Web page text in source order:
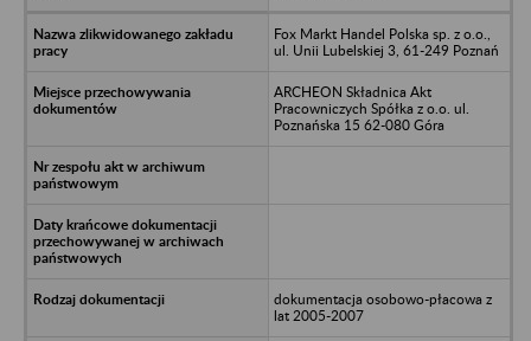
Fox Markt Handel Polska sp. z o.o.,
ul. Unii Lubelskiej 3, 61-249 Poznań
ARCHEON Składnica Akt
Pracowniczych Spółka z o.o. ul.
Poznańska 15 62-080 Góra
dokumentacja osobowo-płacowa z
lat 2005-2007